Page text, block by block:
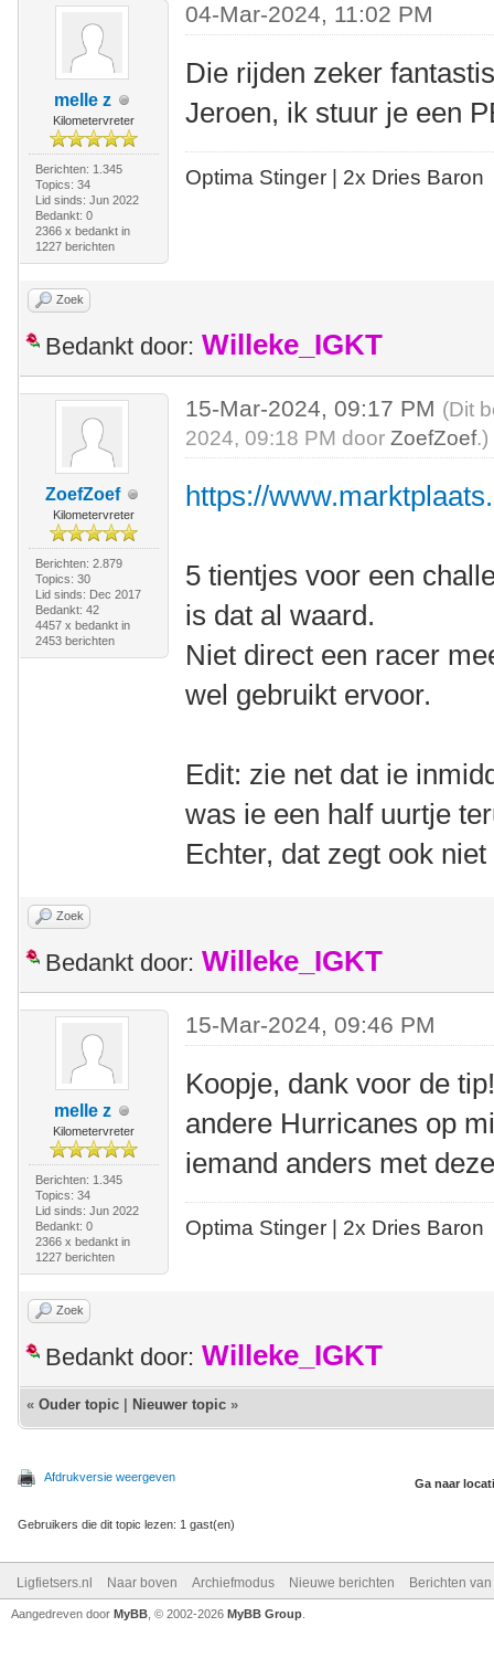
melle z
Kilometervreter
Berichten: 1.345
Topics: 34
Lid sinds: Jun 2022
Bedankt: 0
2366 x bedankt in
1227 berichten
04-Mar-2024, 11:02 PM
Die rijden zeker
Jeroen, ik stuur je een
Optima Stinger | 2x Dries Baron
Zoek
Bedankt door: Willeke_IGKT
ZoefZoef
Kilometervreter
Berichten: 2.879
Topics: 30
Lid sinds: Dec 2017
Bedankt: 42
4457 x bedankt in
2453 berichten
15-Mar-2024, 09:17 PM (Dit
2024, 09:18 PM doorZoefZoef.)
https://
5 tientjes voor een
is dat al waard.
Niet direct een racer
wel gebruikt ervoor.
Edit: zie net dat ie
was ie een half uurtje
Echter, dat zegt ook
Zoek
Bedankt door: Willeke_IGKT
melle z
Kilometervreter
Berichten: 1.345
Topics: 34
Lid sinds: Jun 2022
Bedankt: 0
2366 x bedankt in
1227 berichten
15-Mar-2024, 09:46 PM
Koopje, dank voor de
andere Hurricanes op
iemand anders met
Optima Stinger | 2x Dries Baron
Zoek
Bedankt door: Willeke_IGKT
« Ouder topic Nieuwer topic »
Afdrukversie weergeven Ga naar
Gebruikers die dit topic lezen: 1 gast(en)
Ligfietsers.nl Naar boven Archiefmodus Nieuwe berichten Berichten
Aangedreven door MyBB , © 2002-2026 MyBB Group